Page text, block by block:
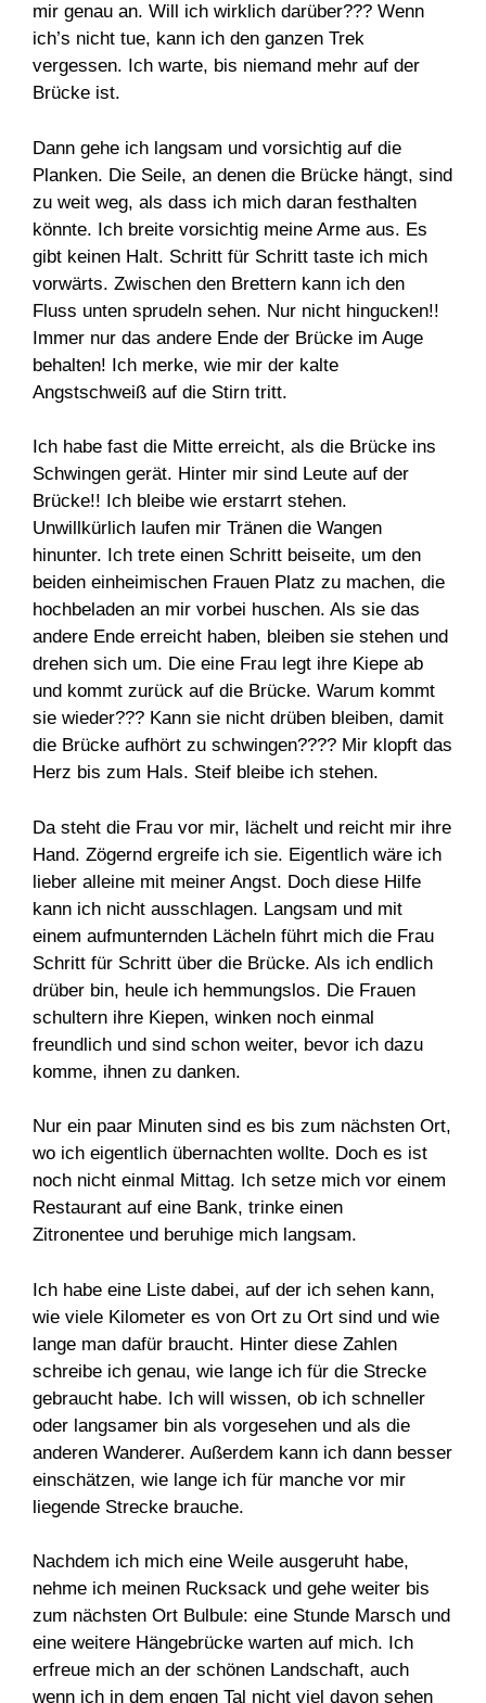
mir genau an. Will ich wirklich darüber??? Wenn
ich’s nicht tue, kann ich den ganzen Trek
vergessen. Ich warte, bis niemand mehr auf der
Brücke ist.
Dann gehe ich langsam und vorsichtig auf die
Planken. Die Seile, an denen die Brücke hängt, sind
zu weit weg, als dass ich mich daran festhalten
könnte. Ich breite vorsichtig meine Arme aus. Es
gibt keinen Halt. Schritt für Schritt taste ich mich
vorwärts. Zwischen den Brettern kann ich den
Fluss unten sprudeln sehen. Nur nicht hingucken!!
Immer nur das andere Ende der Brücke im Auge
behalten! Ich merke, wie mir der kalte
Angstschweiß auf die Stirn tritt.
Ich habe fast die Mitte erreicht, als die Brücke ins
Schwingen gerät. Hinter mir sind Leute auf der
Brücke!! Ich bleibe wie erstarrt stehen.
Unwillkürlich laufen mir Tränen die Wangen
hinunter. Ich trete einen Schritt beiseite, um den
beiden einheimischen Frauen Platz zu machen, die
hochbeladen an mir vorbei huschen. Als sie das
andere Ende erreicht haben, bleiben sie stehen und
drehen sich um. Die eine Frau legt ihre Kiepe ab
und kommt zurück auf die Brücke. Warum kommt
sie wieder??? Kann sie nicht drüben bleiben, damit
die Brücke aufhört zu schwingen???? Mir klopft das
Herz bis zum Hals. Steif bleibe ich stehen.
Da steht die Frau vor mir, lächelt und reicht mir ihre
Hand. Zögernd ergreife ich sie. Eigentlich wäre ich
lieber alleine mit meiner Angst. Doch diese Hilfe
kann ich nicht ausschlagen. Langsam und mit
einem aufmunternden Lächeln führt mich die Frau
Schritt für Schritt über die Brücke. Als ich endlich
drüber bin, heule ich hemmungslos. Die Frauen
schultern ihre Kiepen, winken noch einmal
freundlich und sind schon weiter, bevor ich dazu
komme, ihnen zu danken.
Nur ein paar Minuten sind es bis zum nächsten Ort,
wo ich eigentlich übernachten wollte. Doch es ist
noch nicht einmal Mittag. Ich setze mich vor einem
Restaurant auf eine Bank, trinke einen
Zitronentee und beruhige mich langsam.
Ich habe eine Liste dabei, auf der ich sehen kann,
wie viele Kilometer es von Ort zu Ort sind und wie
lange man dafür braucht. Hinter diese Zahlen
schreibe ich genau, wie lange ich für die Strecke
gebraucht habe. Ich will wissen, ob ich schneller
oder langsamer bin als vorgesehen und als die
anderen Wanderer. Außerdem kann ich dann besser
einschätzen, wie lange ich für manche vor mir
liegende Strecke brauche.
Nachdem ich mich eine Weile ausgeruht habe,
nehme ich meinen Rucksack und gehe weiter bis
zum nächsten Ort Bulbule: eine Stunde Marsch und
eine weitere Hängebrücke warten auf mich. Ich
erfreue mich an der schönen Landschaft, auch
wenn ich in dem engen Tal nicht viel davon sehen